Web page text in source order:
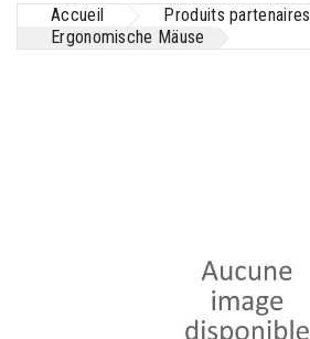
Accueil
Produits partenaires
Ergonomische Mäuse